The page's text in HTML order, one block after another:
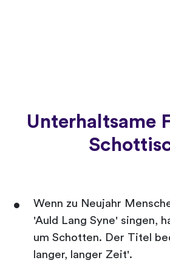
Unterhaltsame
Wenn zu Neujahr
'Auld Lang Syne' singen,
um Schotten. Der Titel
langer, langer Zeit'.